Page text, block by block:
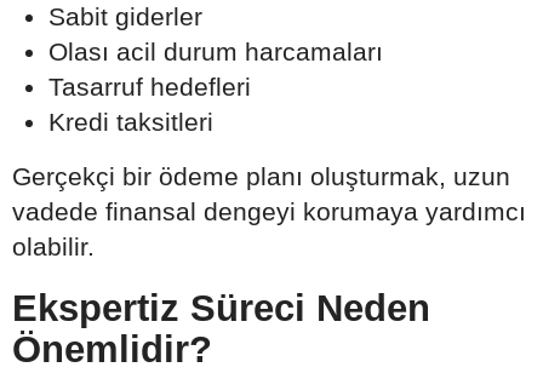
Sabit giderler
Olası acil durum harcamaları
Tasarruf hedefleri
Kredi taksitleri
Gerçekçi bir ödeme planı oluşturmak, uzun
vadede finansal dengeyi korumaya yardımcı
olabilir.
Ekspertiz Süreci Neden
Önemlidir?